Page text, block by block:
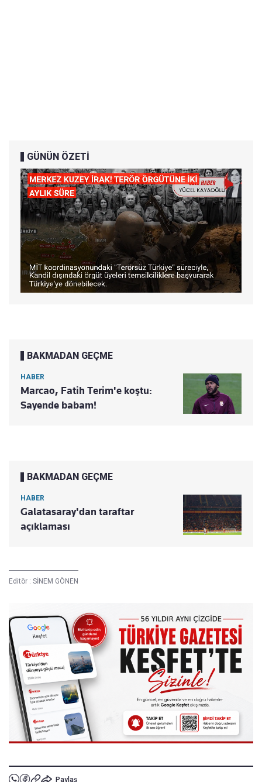
GÜNÜN ÖZETİ
BAKMADAN GEÇME
HABER
Marcao, Fatih Terim'e koştu:
Sayende babam!
BAKMADAN GEÇME
HABER
Galatasaray'dan taraftar
açıklaması
Editör : SİNEM GÖNEN
Paylaş